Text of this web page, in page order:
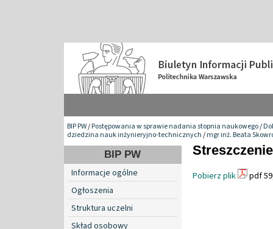
BIP PW/Postępowania w sprawie nadania stopnia naukowego/
dziedzina nauk inżynieryjno-technicznych/mgr inż. Beata
BIP PW
Informacje ogólne
Ogłoszenia
Struktura uczelni
Skład osobowy
Streszczenie
Pobierz plik pdf